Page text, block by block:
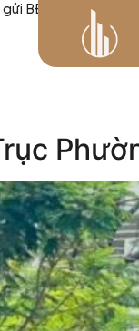
BĐS